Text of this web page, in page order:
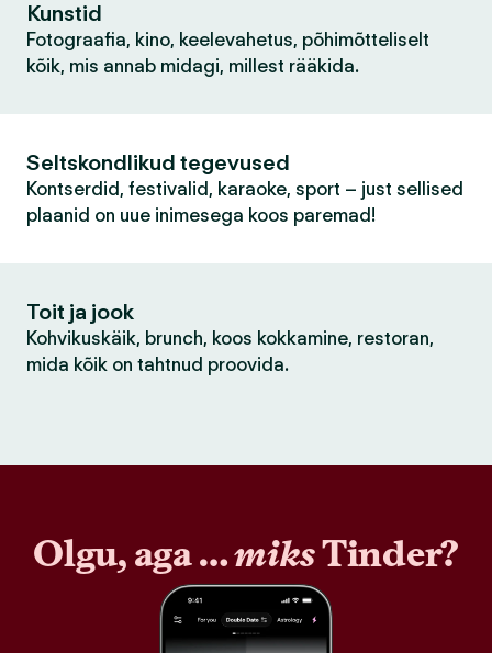
Kunstid
Fotograafia, kino, keelevahetus, põhimõtteliselt
kõik, mis annab midagi, millest rääkida.
Seltskondlikud tegevused
Kontserdid, festivalid, karaoke, sport – just sellised
plaanid on uue inimesega koos paremad!
Toit ja jook
Kohvikuskäik, brunch, koos kokkamine, restoran,
mida kõik on tahtnud proovida.
Olgu, aga …miksTinder?